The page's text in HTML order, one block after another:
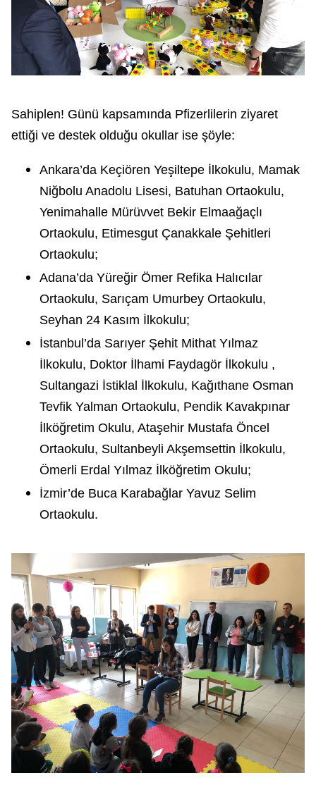
Sahiplen! Günü kapsamında Pfizerlilerin ziyaret
ettiği ve destek olduğu okullar ise şöyle:
Ankara’da Keçiören Yeşiltepe İlkokulu, Mamak
Niğbolu Anadolu Lisesi, Batuhan Ortaokulu,
Yenimahalle Mürüvvet Bekir Elmaağaçlı
Ortaokulu, Etimesgut Çanakkale Şehitleri
Ortaokulu;
Adana’da Yüreğir Ömer Refika Halıcılar
Ortaokulu, Sarıçam Umurbey Ortaokulu,
Seyhan 24 Kasım İlkokulu;
İstanbul’da Sarıyer Şehit Mithat Yılmaz
İlkokulu, Doktor İlhami Faydagör İlkokulu ,
Sultangazi İstiklal İlkokulu, Kağıthane Osman
Tevfik Yalman Ortaokulu, Pendik Kavakpınar
İlköğretim Okulu, Ataşehir Mustafa Öncel
Ortaokulu, Sultanbeyli Akşemsettin İlkokulu,
Ömerli Erdal Yılmaz İlköğretim Okulu;
İzmir’de Buca Karabağlar Yavuz Selim
Ortaokulu.